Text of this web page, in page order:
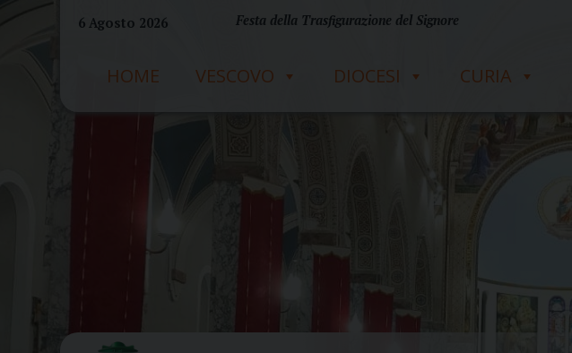
6 Agosto 2026 Festa della Trasfigurazione del Signore
HOME VESCOVO DIOCESI CURIA